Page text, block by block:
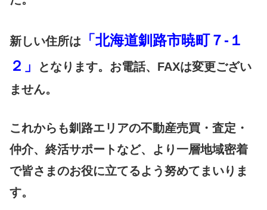
新しい住所は
「北海道釧路市暁町７-１
２」
となります。お電話、FAXは変更ござい
ません。
これからも釧路エリアの不動産売買・査定・
仲介、終活サポートなど、より一層地域密着
で皆さまのお役に立てるよう努めてまいりま
す。